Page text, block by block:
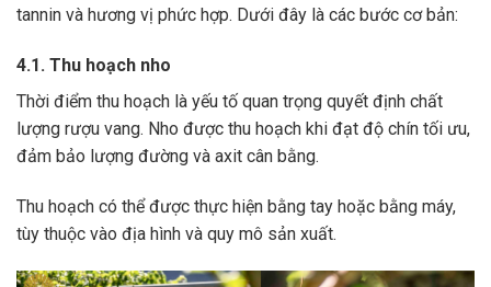
tannin và hương vị phức hợp. Dưới đây là các bước cơ bản:
4.1. Thu hoạch nho
Thời điểm thu hoạch là yếu tố quan trọng quyết định chất
lượng rượu vang. Nho được thu hoạch khi đạt độ chín tối ưu,
đảm bảo lượng đường và axit cân bằng.
Thu hoạch có thể được thực hiện bằng tay hoặc bằng máy,
tùy thuộc vào địa hình và quy mô sản xuất.